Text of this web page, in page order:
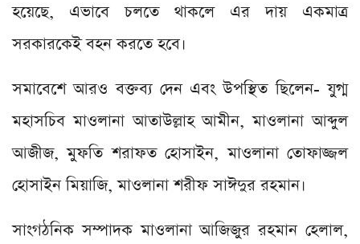
হয়েছে, এভাবে চলতে থাকলে এর দায় একমাত্র
সরকারকেই বহন করতে হবে।
সমাবেশে আরও বক্তব্য দেন এবং উপস্থিত ছিলেন- যুগ্ম
মহাসচিব মাওলানা আতাউল্লাহ আমীন, মাওলানা আব্দুল
আজীজ, মুফতি শরাফত হোসাইন, মাওলানা তোফাজ্জল
হোসাইন মিয়াজি, মাওলানা শরীফ সাঈদুর রহমান।
সাংগঠনিক সম্পাদক মাওলানা আজিজুর রহমান হেলাল,